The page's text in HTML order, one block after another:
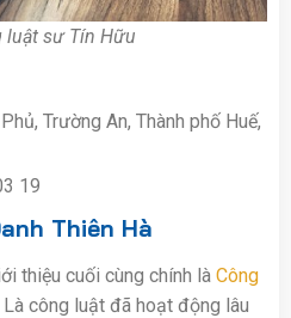
luật sư Tín Hữu
Trường An, Thành phố Huế,
19
Thiên Hà
thiệu cuối cùng chính là Công
Là công luật đã hoạt động lâu